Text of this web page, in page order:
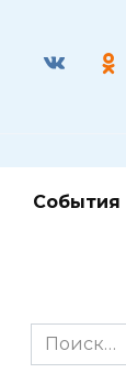
События
Search
for: